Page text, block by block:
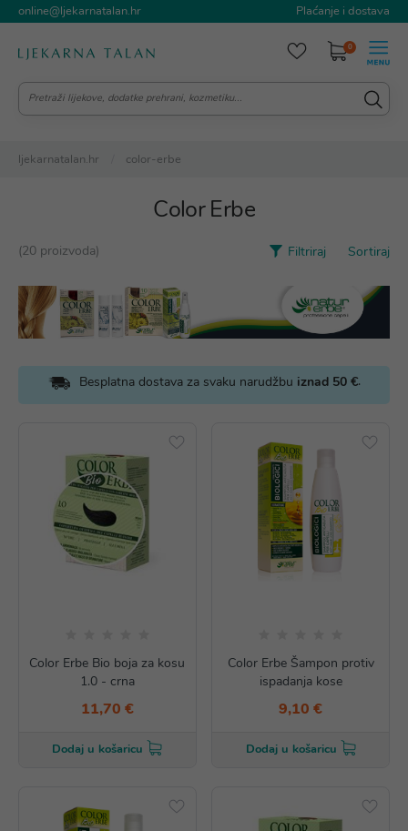
online@ljekarnatalan.hr Plaćanje i dostava
0
ljekarnatalan.hr color-erbe
Color Erbe
(20 proizvoda) Filtriraj Sortiraj
Besplatna dostava za svaku narudžbu iznad 50 €.
Color Erbe Bio boja za kosu
1.0 - crna
11,70 €
Dodaj u košaricu
Color Erbe Šampon protiv
ispadanja kose
9,10 €
Dodaj u košaricu